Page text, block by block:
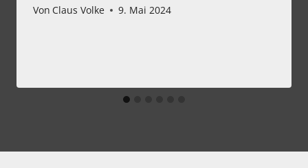
Von Claus Volke 9. Mai 2024